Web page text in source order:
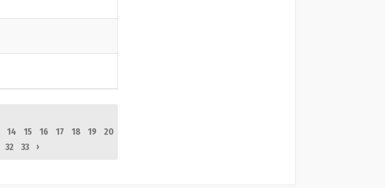
14 15 16 17 18 19
20
32 33 ›